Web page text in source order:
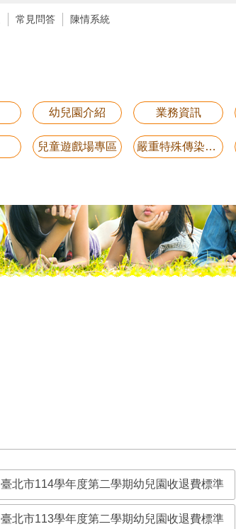
常見問答 陳情系統
幼兒園介紹 業務資訊
兒童遊戲場專區 嚴重特殊傳染性肺炎防疫專區
臺北市114學年度第二學期幼兒園收退費標準
臺北市113學年度第二學期幼兒園收退費標準